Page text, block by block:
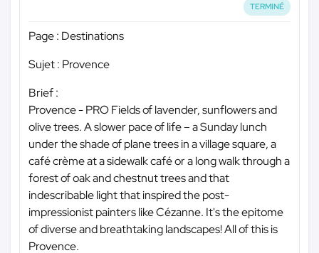
TERMINÉ
Page : Destinations
Sujet : Provence
Brief :
Provence - PRO Fields of lavender, sunflowers and
olive trees. A slower pace of life – a Sunday lunch
under the shade of plane trees in a village square, a
café crème at a sidewalk café or a long walk through a
forest of oak and chestnut trees and that
indescribable light that inspired the post-
impressionist painters like Cézanne. It's the epitome
of diverse and breathtaking landscapes! All of this is
Provence.